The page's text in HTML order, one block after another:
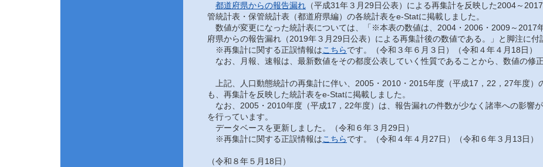
都道府県からの報告漏れ （平成31年３月29日公表）による再集計を反映した2004～
管統計表・保管統計表（都道府県編）の各統計表をe-Statに掲載しました。
数値が変更になった統計表については、「※本表の数値は、2004・2006・2009～2017
府県からの報告漏れ（2019年３月29日公表）による再集計後の数値である。」と脚注に付
※再集計に関する正誤情報はこちらです。（令和３年６月３日）（令和４年４月18日）
なお、月報、速報は、最新数値をその都度公表していく性質であることから、数値の修
上記、人口動態統計の再集計に伴い、2005・2010・2015年度（平成17，22，27年度）
も、再集計を反映した統計表をe-Statに掲載しました。
なお、2005・2010年度（平成17，22年度）は、報告漏れの件数が少なく諸率への影響
を行っています。
データベースを更新しました。（令和６年３月29日）
※再集計に関する正誤情報はこちらです。（令和４年４月27日）（令和６年３月13日）
（令和８年５月18日）